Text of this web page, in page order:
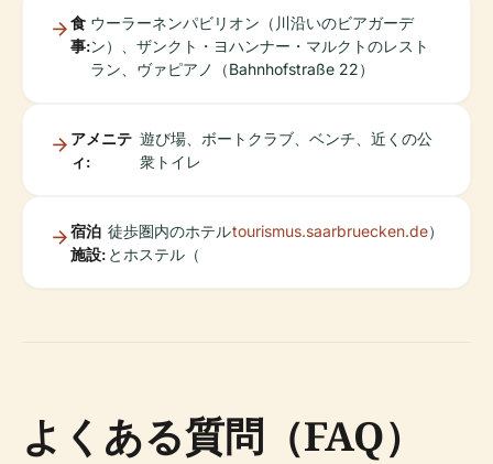
食
事:
ウーラーネンパビリオン（川沿いのビアガーデ
ン）、ザンクト・ヨハンナー・マルクトのレスト
ラン、ヴァピアノ（Bahnhofstraße 22）
アメニテ
ィ:
遊び場、ボートクラブ、ベンチ、近くの公
衆トイレ
宿泊
施設:
徒歩圏内のホテル
とホステル（
tourismus.saarbruecken.de）
よくある質問（FAQ）